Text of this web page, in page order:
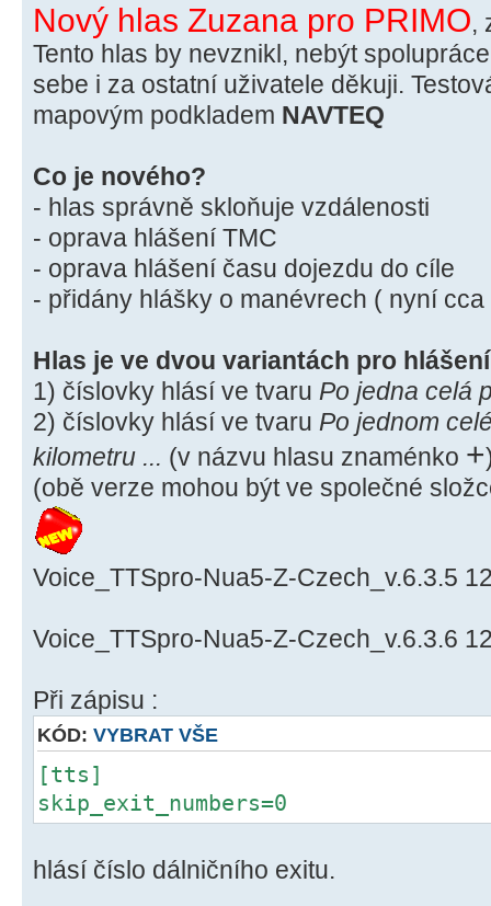
Nový hlas Zuzana pro PRIMO,
Tento hlas by nevznikl, nebýt
sebe i za ostatní uživatele děkuji.
mapovým podkladem NAVTEQ
Co je nového?
- hlas správně skloňuje vzdálenosti
- oprava hlášení TMC
- oprava hlášení času dojezdu do cíle
- přidány hlášky o manévrech ( nyní cca
Hlas je ve dvou variantách pro
1) číslovky hlásí ve tvaru Po jedna celá
2) číslovky hlásí ve tvaru Po jednom
kilometru ... (v názvu hlasu znaménko +
(obě verze mohou být ve společné
Voice_TTSpro-Nua5-Z-Czech_v.6.3.5
Voice_TTSpro-Nua5-Z-Czech_v.6.3.6
Při zápisu :
KÓD: VYBRAT VŠE
[tts]
skip_exit_numbers=0
hlásí číslo dálničního exitu.